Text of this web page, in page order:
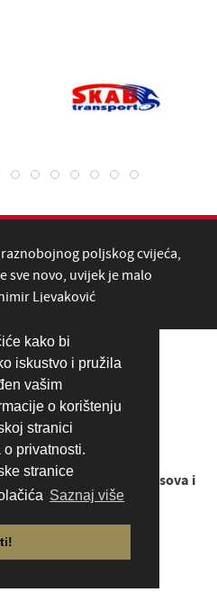
kako bi
iskustvo i pružila
vašim
o korištenju
stranici
privatnosti.
stranice
Saznaj više
poljskog cvijeća,
sve novo, uvijek je malo
Ljevaković
- Ansambl narodnih plesova i